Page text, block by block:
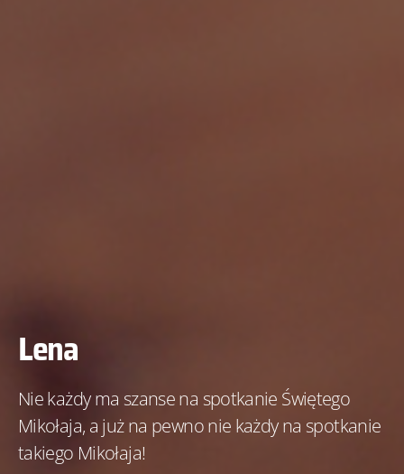
Lena
Nie każdy ma szanse na spotkanie Świętego
Mikołaja, a już na pewno nie każdy na spotkanie
takiego Mikołaja!